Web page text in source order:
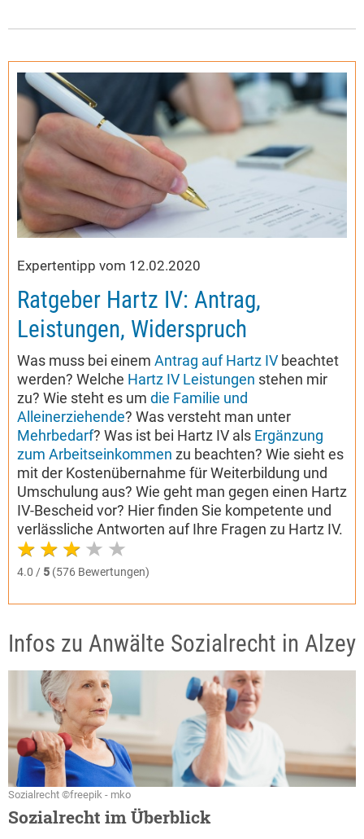
Expertentipp vom 12.02.2020
Ratgeber Hartz IV: Antrag,
Leistungen, Widerspruch
Was muss bei einem Antrag auf Hartz IV beachtet
werden? Welche Hartz IV Leistungen stehen mir
zu? Wie steht es um die Familie und
Alleinerziehende? Was versteht man unter
Mehrbedarf? Was ist bei Hartz IV als Ergänzung
zum Arbeitseinkommen zu beachten? Wie sieht es
mit der Kostenübernahme für Weiterbildung und
Umschulung aus? Wie geht man gegen einen Hartz
IV-Bescheid vor? Hier finden Sie kompetente und
verlässliche Antworten auf Ihre Fragen zu Hartz IV.
4.0 / 5 (576 Bewertungen)
Infos zu Anwälte Sozialrecht in Alzey
Sozialrecht ©freepik - mko
Sozialrecht im Überblick